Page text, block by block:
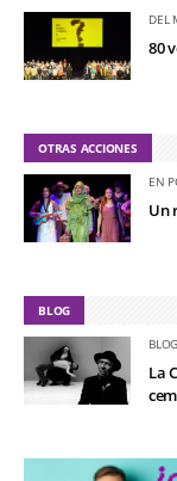
DEL
80
OTRAS ACCIONES
EN
Un
BLOG
BLOG
La